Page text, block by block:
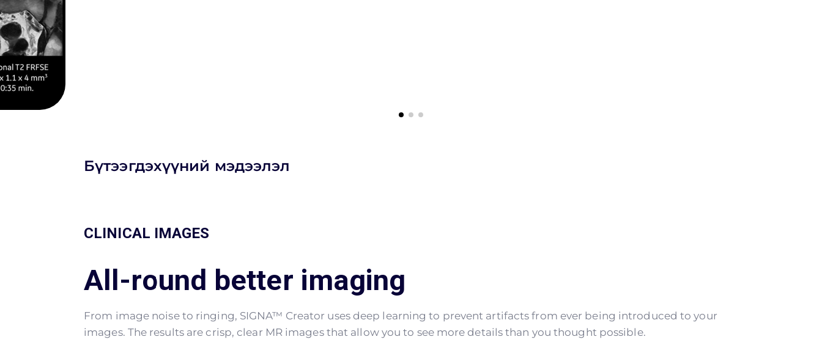
Бүтээгдэхүүний мэдээлэл
CLINICAL IMAGES
All-round better imaging
From image noise to ringing, SIGNA™ Creator uses deep learning to prevent artifacts from ever being introduced to your
images. The results are crisp, clear MR images that allow you to see more details than you thought possible.